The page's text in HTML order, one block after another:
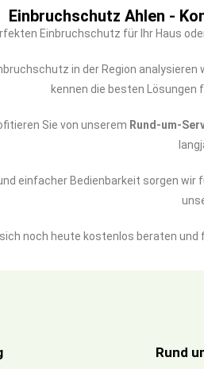
Einbruchschutz Ahlen -
Einbruchschutz für Ihr Haus
in der Region
kennen die besten Lösungen
Sie von unserem Rund-um-
einfacher Bedienbarkeit sorgen
sich noch heute kostenlos beraten
Rund